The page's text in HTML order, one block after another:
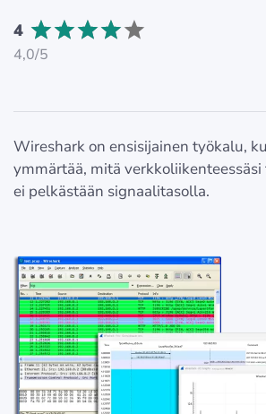
4
4,0/5
Wireshark on ensisijainen työkalu,
ymmärtää, mitä
ei pelkästään signaalitasolla.